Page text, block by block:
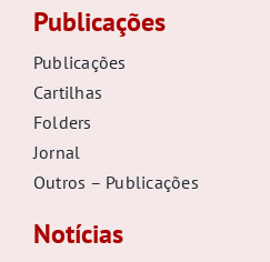
Publicações
Publicações
Cartilhas
Folders
Jornal
Outros – Publicações
Notícias